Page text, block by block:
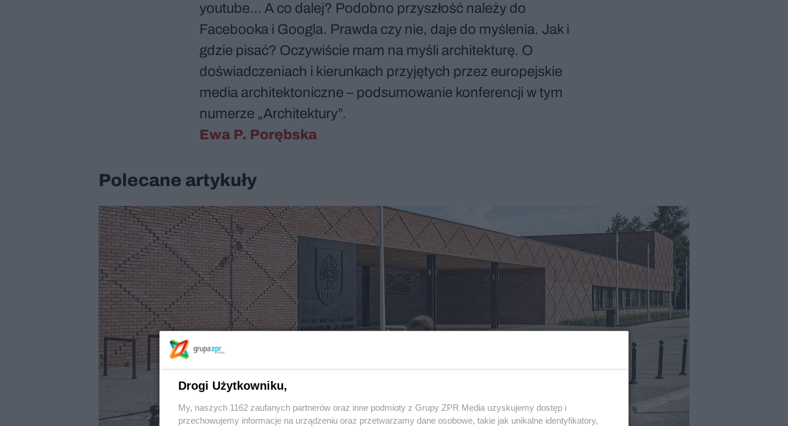
youtube… A co dalej? Podobno przyszłość należy do
Facebooka i Googla. Prawda czy nie, daje do myślenia. Jak i
gdzie pisać? Oczywiście mam na myśli architekturę. O
doświadczeniach i kierunkach przyjętych przez europejskie
media architektoniczne – podsumowanie konferencji w tym
numerze „Architektury”.
Ewa P. Porębska
Polecane artykuły
Drogi Użytkowniku,
My, naszych 1162 zaufanych partnerów oraz inne podmioty z Grupy ZPR Media uzyskujemy dostęp i
przechowujemy informacje na urządzeniu oraz przetwarzamy dane osobowe, takie jak unikalne identyfikatory,